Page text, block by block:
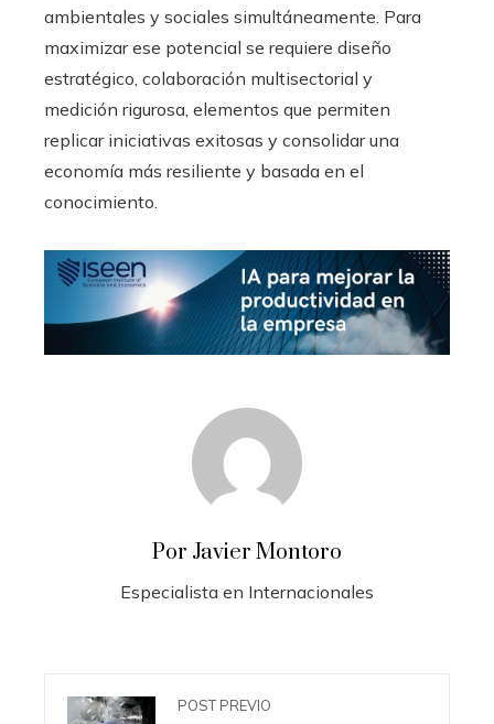
ambientales y sociales simultáneamente. Para
maximizar ese potencial se requiere diseño
estratégico, colaboración multisectorial y
medición rigurosa, elementos que permiten
replicar iniciativas exitosas y consolidar una
economía más resiliente y basada en el
conocimiento.
Por Javier Montoro
Especialista en Internacionales
POST PREVIO